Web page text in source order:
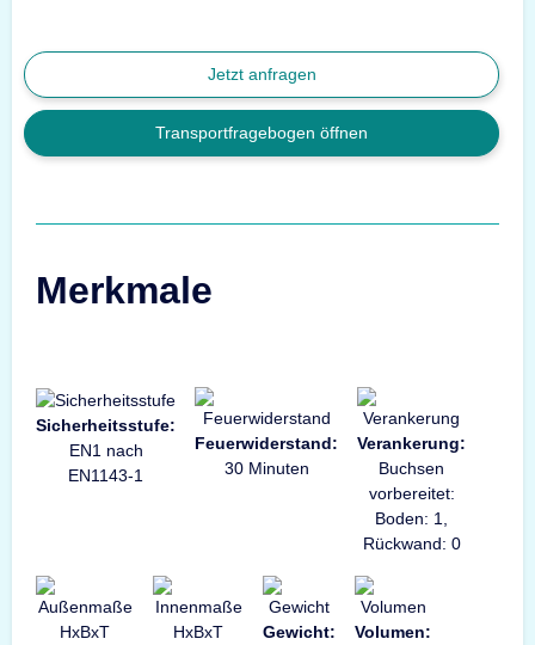
Jetzt anfragen
Transportfragebogen öffnen
Merkmale
Sicherheitsstufe:
EN1 nach
EN1143-1
Feuerwiderstand:
30 Minuten
Verankerung:
Buchsen
vorbereitet:
Boden: 1,
Rückwand: 0
Gewicht:
Volumen: